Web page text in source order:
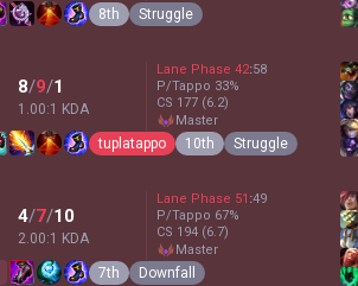
8th Struggle
8/9/1
1.00:1 KDA
Lane Phase 42:58
P/Tappo 33%
CS 177 (6.2)
master
tuplatappo 10th Struggle
4/7/10
2.00:1 KDA
Lane Phase 51 :49
P/Tappo 67%
CS 194 (6.7)
master
7th Downfall